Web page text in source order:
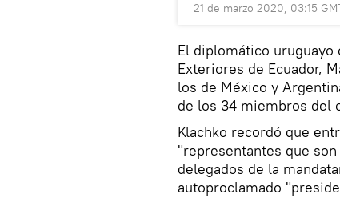
21 de marzo 2020, 03:15
El diplomático
Exteriores de Ecuador,
los de México y
de los 34 miembros del
Klachko recordó que
"representantes que
delegados de la
autoproclamado